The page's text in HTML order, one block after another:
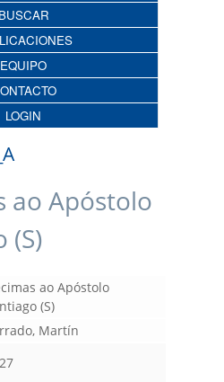
BUSCAR
EQUIPO
LOGIN
ao Apóstolo
(S)
ao Apóstolo
(S)
Martín